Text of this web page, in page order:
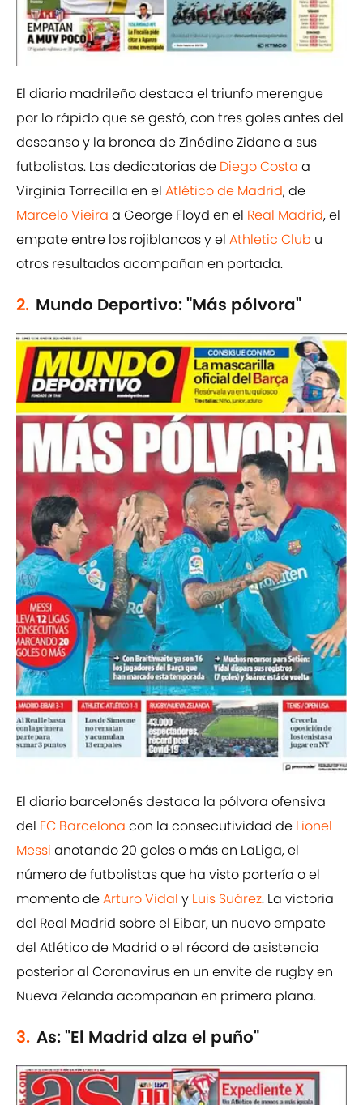
El diario madrileño destaca el triunfo merengue
por lo rápido que se gestó, con tres goles antes del
descanso y la bronca de Zinédine Zidane a sus
futbolistas. Las dedicatorias de Diego Costa a
Virginia Torrecilla en el Atlético de Madrid, de
Marcelo Vieira a George Floyd en el Real Madrid, el
empate entre los rojiblancos y el Athletic Club u
otros resultados acompañan en portada.
2. Mundo Deportivo: "Más pólvora"
El diario barcelonés destaca la pólvora ofensiva
del FC Barcelona con la consecutividad de Lionel
Messi anotando 20 goles o más en LaLiga, el
número de futbolistas que ha visto portería o el
momento deArturo Vidal y Luis Suárez. La victoria
del Real Madrid sobre el Eibar, un nuevo empate
del Atlético de Madrid o el récord de asistencia
posterior al Coronavirus en un envite de rugby en
Nueva Zelanda acompañan en primera plana.
3. As: "El Madrid alza el puño"